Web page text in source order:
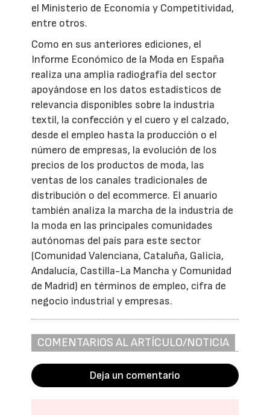
el Ministerio de Economía y Competitividad,
entre otros.
Como en sus anteriores ediciones, el
Informe Económico de la Moda en España
realiza una amplia radiografía del sector
apoyándose en los datos estadísticos de
relevancia disponibles sobre la industria
textil, la confección y el cuero y el calzado,
desde el empleo hasta la producción o el
número de empresas, la evolución de los
precios de los productos de moda, las
ventas de los canales tradicionales de
distribución o del ecommerce. El anuario
también analiza la marcha de la industria de
la moda en las principales comunidades
autónomas del país para este sector
(Comunidad Valenciana, Cataluña, Galicia,
Andalucía, Castilla-La Mancha y Comunidad
de Madrid) en términos de empleo, cifra de
negocio industrial y empresas.
COMENTARIOS AL ARTÍCULO/NOTICIA
Deja un comentario